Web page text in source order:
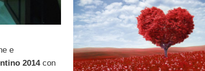
e
2014con